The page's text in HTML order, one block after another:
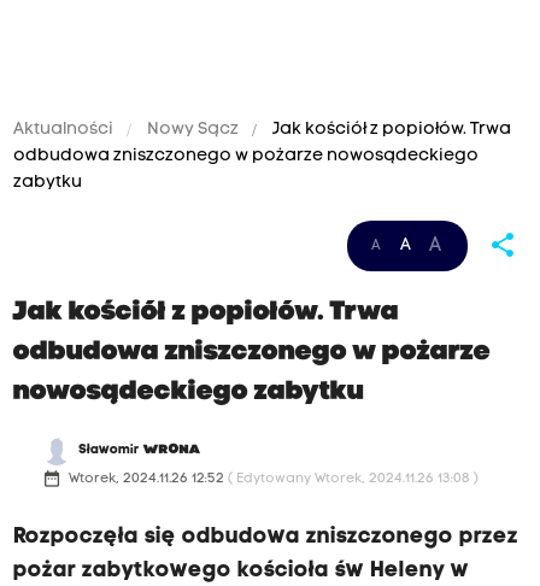
Aktualności Nowy Sącz
Jak kościół z popiołów. Trwa
odbudowa zniszczonego w pożarze nowosądeckiego
zabytku
A A A share
Jak kościół z popiołów. Trwa
odbudowa zniszczonego w pożarze
nowosądeckiego zabytku
SławomirWRONA
date_range Wtorek, 2024.11.26 12:52 ( Edytowany Wtorek, 2024.11.26 13:08 )
Rozpoczęła się odbudowa zniszczonego przez
pożar zabytkowego kościoła św Heleny w